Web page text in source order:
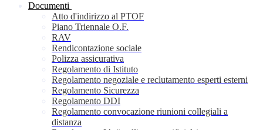
Documenti
Atto d'indirizzo al PTOF
Piano Triennale O.F.
RAV
Rendicontazione sociale
Polizza assicurativa
Regolamento di Istituto
Regolamento negoziale e reclutamento esperti esterni
Regolamento Sicurezza
Regolamento DDI
Regolamento convocazione riunioni collegiali a
distanza